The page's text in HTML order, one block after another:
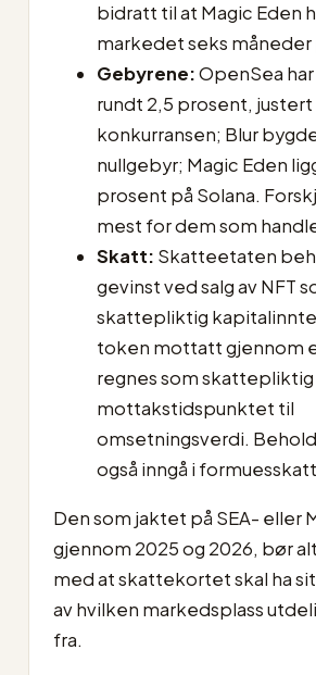
bidratt til at Magic Eden
markedet seks måneder
Gebyrene:OpenSea
rundt 2,5 prosent,
konkurransen; Blur
nullgebyr; Magic Eden
prosent på Solana.
mest for dem som
Skatt: Skatteetaten
gevinst ved salg av NFT
skattepliktig
token mottatt gjennom
regnes som
mottakstidspunktet til
omsetningsverdi.
også inngå i
Den som jaktet på SEA- eller
gjennom 2025 og 2026, bør
med at skattekortet skal ha
av hvilken markedsplass
fra.